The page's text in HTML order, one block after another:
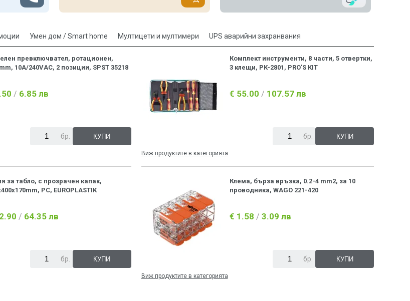
Умен дом / Smart home Мултицети и мултимери UPS аварийни захранвания
превключвател, ротационен,
10A/240VAC, 2 позиции, SPST 35218
/ 6.85 лв
бр.
Комплект инструменти, 8 части, 5 отвертки,
3 клещи, PK-2801, PRO'S KIT
€ 55.00/ 107.57 лв
бр.
Виж продуктите в категорията
за табло, с прозрачен капак,
PC, EUROPLASTIK
/ 64.35 лв
бр.
Клема, бърза връзка, 0.2-4 mm2, за 10
проводника, WAGO 221-420
€ 1.58/3.09 лв
бр.
Виж продуктите в категорията